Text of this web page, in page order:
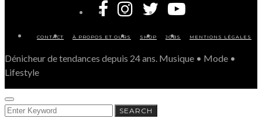
CONTACT À PROPOS ET OURS SHOP JOBS MENTIONS LÉGALES
Dénicheur de tendances depuis 24 ans. Musique • Mode •
Lifestyle
SEARCH
FOR:
SEARCH